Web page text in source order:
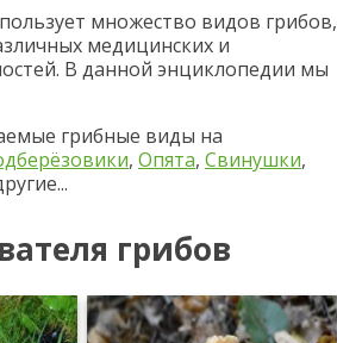
множество видов грибов,
медицинских и
В данной энциклопедии мы
грибные виды на
, Опята, Свинушки,
грибов